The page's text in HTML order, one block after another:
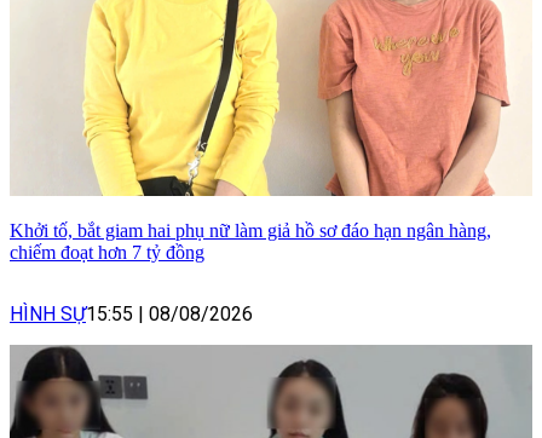
Khởi tố, bắt giam hai phụ nữ làm giả hồ sơ đáo hạn ngân hàng,
chiếm đoạt hơn 7 tỷ đồng
HÌNH SỰ15:55 | 08/08/2026